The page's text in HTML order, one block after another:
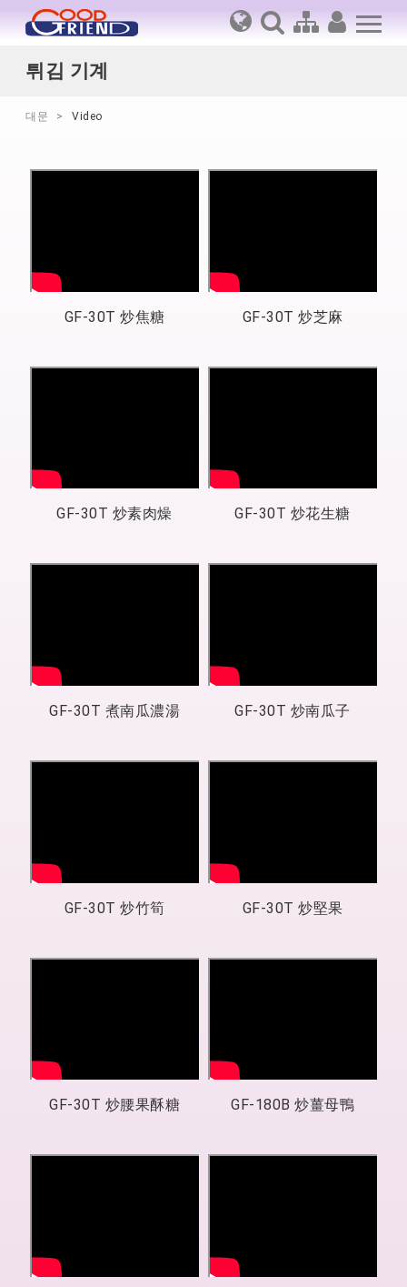
튀김 기계
대문 Video
GF-30T 炒焦糖 GF-30T 炒芝麻
GF-30T 炒素肉燥 GF-30T 炒花生糖
GF-30T 煮南瓜濃湯 GF-30T 炒南瓜子
GF-30T 炒竹筍 GF-30T 炒堅果
GF-30T 炒腰果酥糖 GF-180B 炒薑母鴨